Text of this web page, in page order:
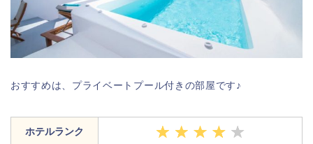
おすすめは、プライベートプール付きの部屋です♪
ホテルランク